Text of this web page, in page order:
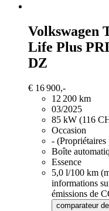
Volkswagen
Life Plus
DZ
€ 16 900,-
12 200 km
03/2025
85 kW (116
Occasion
- (Propriétaires
Boîte
Essence
5,0 l/100 km
informations
émissions de
comparateur